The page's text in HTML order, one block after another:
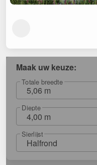
Maak uw keuze:
Totale breedte
5,06 m
Diepte
4,00 m
Sierlijst
Halfrond